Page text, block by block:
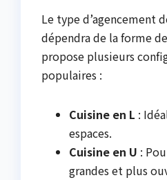
Le type d’agencement
dépendra de la forme
propose plusieurs
populaires :
Cuisine en L :
espaces.
Cuisine en U :
grandes et plus